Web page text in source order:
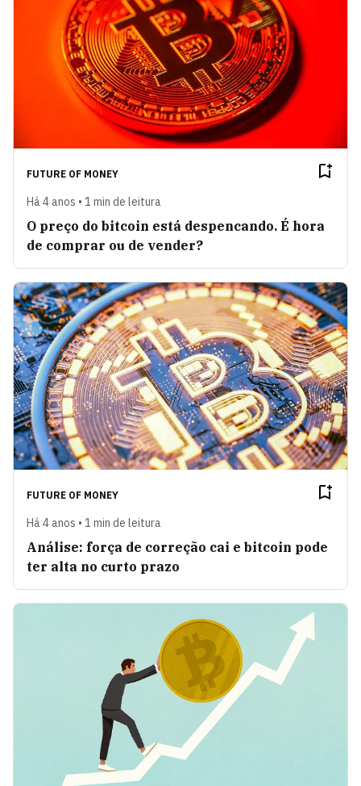
FUTURE OF MONEY
Há 4 anos • 1 min de leitura
O preço do bitcoin está despencando. É hora
de comprar ou de vender?
FUTURE OF MONEY
Há 4 anos • 1 min de leitura
Análise: força de correção cai e bitcoin pode
ter alta no curto prazo